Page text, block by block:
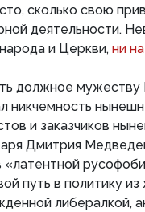
сколько свою
деятельности.
и Церкви, ни
должное мужеству
никчемность
и заказчиков
Дмитрия
«латентной
путь в политику
либералкой,